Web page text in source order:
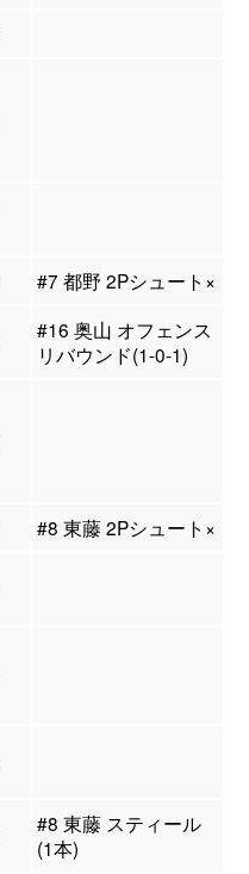
#7 都野 2Pシュート×
#16 奥山 オフェンス
リバウンド(1-0-1)
#8 東藤 2Pシュート×
#8 東藤 スティール
(1本)